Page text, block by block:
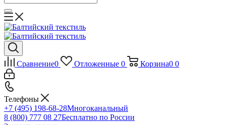
Сравнение0 Отложенные 0 Корзина0 0
Телефоны
+7 (495) 198-68-28Многоканальный
8 (800) 777 08 27Бесплатно по России